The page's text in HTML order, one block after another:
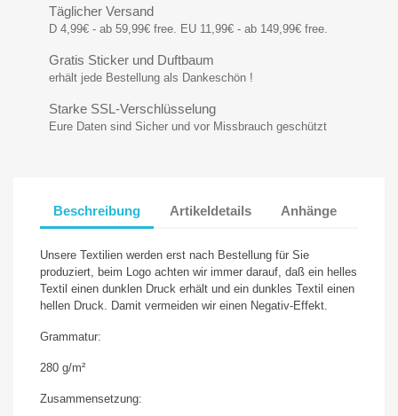
Täglicher Versand
D 4,99€ - ab 59,99€ free. EU 11,99€ - ab 149,99€ free.
Gratis Sticker und Duftbaum
erhält jede Bestellung als Dankeschön !
Starke SSL-Verschlüsselung
Eure Daten sind Sicher und vor Missbrauch geschützt
Beschreibung Artikeldetails Anhänge
Unsere Textilien werden erst nach Bestellung für Sie
produziert, beim Logo achten wir immer darauf, daß ein helles
Textil einen dunklen Druck erhält und ein dunkles Textil einen
hellen Druck. Damit vermeiden wir einen Negativ-Effekt.
Grammatur:
280 g/m²
Zusammensetzung: